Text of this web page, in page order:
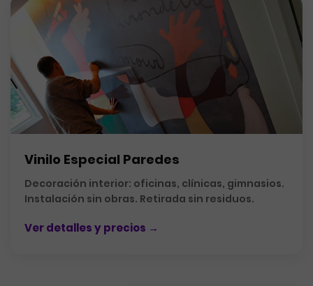
Vinilo Especial Paredes
Decoración interior: oficinas, clínicas, gimnasios.
Instalación sin obras. Retirada sin residuos.
Ver detalles y precios →